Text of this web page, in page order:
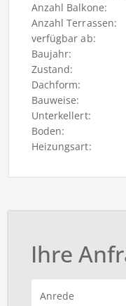
Anzahl Balkone:
Anzahl Terrassen:
verfügbar ab:
Baujahr:
Zustand:
Dachform:
Bauweise:
Unterkellert:
Boden:
Heizungsart:
Ihre
Anrede